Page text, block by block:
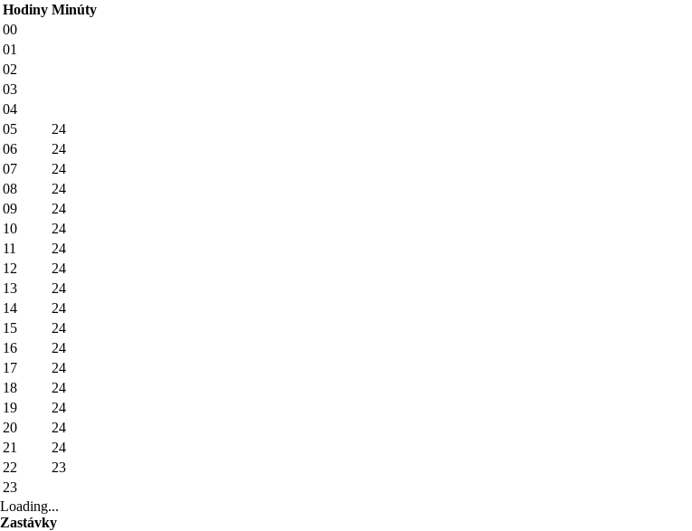
Hodiny Minúty
00
01
02
03
04
05
24
06
24
07
24
08
24
09
24
10
24
11
24
12
24
13
24
14
24
15
24
16
24
17
24
18
24
19
24
20
24
21
24
22
23
23
Loading...
Zastávky